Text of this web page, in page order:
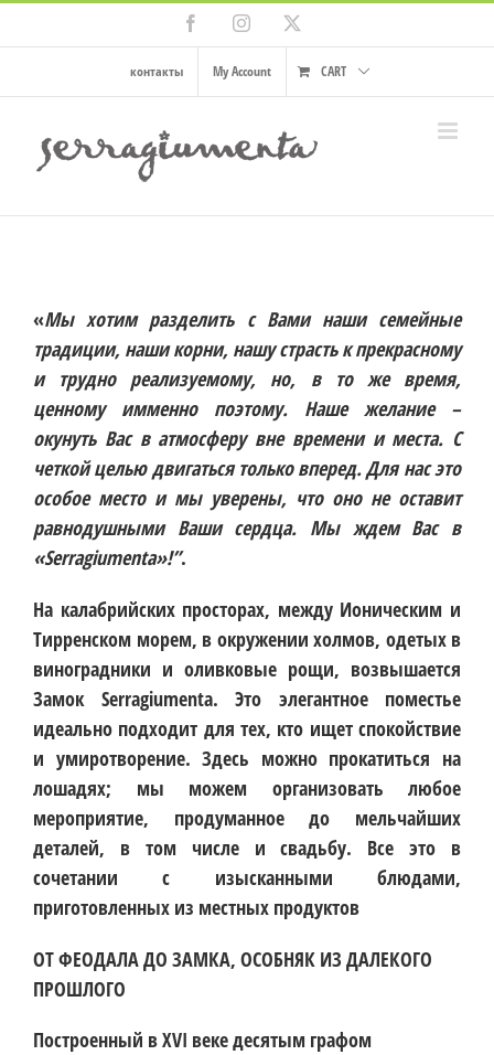
Skip
content
FacebookInstagram
контакты My Account CART
«Мы хотим разделить с Вами наши семейные
традиции, наши корни, нашу страсть к прекрасному
и трудно реализуемому, но, в то же время,
ценному имменно поэтому. Наше желание –
окунуть Вас в атмосферу вне времени и места. С
четкой целью двигаться только вперед. Для нас это
особое место и мы уверены, что оно не оставит
равнодушными Ваши сердца. Мы ждем Вас в
«Serragiumenta»!”.
На калабрийских просторах, между Ионическим и
Тирренском морем, в окружении холмов, одетых в
виноградники и оливковые рощи, возвышается
Замок Serragiumenta. Это элегантное поместье
идеально подходит для тех, кто ищет спокойствие
и умиротворение. Здесь можно прокатиться на
лошадях; мы можем организовать любое
мероприятие, продуманное до мельчайших
деталей, в том числе и свадьбу. Все это в
сочетании с изысканными блюдами,
приготовленных из местных продуктов
ОТ ФЕОДАЛА ДО ЗАМКА, ОСОБНЯК ИЗ ДАЛЕКОГО
ПРОШЛОГО
Построенный в XVI веке десятым графом